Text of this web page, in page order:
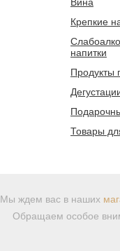
Крепкие
напитки
Продукты
Товары
Мы ждем вас в наших
Обращаем особое